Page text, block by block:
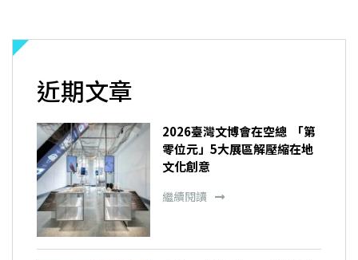
近期文章
2026臺灣文博會在空總 「第
零位元」5大展區解壓縮在地
文化創意
繼續閱讀